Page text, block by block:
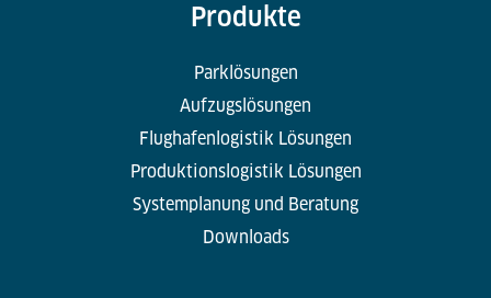
Produkte
Parklösungen
Aufzugslösungen
Flughafenlogistik Lösungen
Produktionslogistik Lösungen
Systemplanung und Beratung
Downloads